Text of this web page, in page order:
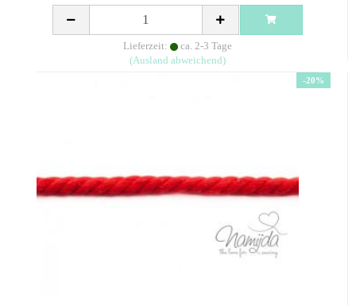
Lieferzeit:
ca. 2-3 Tage
(Ausland abweichend)
-20%